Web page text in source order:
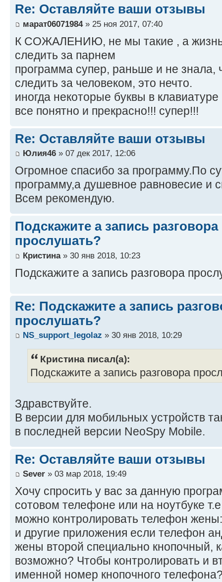
Re: Оставляйте ваши отзывы
марат06071984» 25 ноя 2017, 07:40
К СОЖАЛЕНИЮ, не мы такие , а жизнь
следить за парнем
программа супер, раньше и не знала,
следить за человеком, это нечто.
иногда некоторые буквы в
все понятно и прекрасно!!! супер!!!
Re: Оставляйте ваши отзывы
Юлия46 » 07 дек 2017, 12:06
Огромное спасибо за программу.По
программу,а душевное равновесие и
Всем рекомендую.
Подскажите а запись
прослушать?
Кристина» 30 янв 2018, 10:23
Подскажите а запись разговора
Re: Подскажите а запись
прослушать?
NS_support_legolaz » 30 янв 2018, 10:29
Кристина писал(а):
Подскажите а запись разговора
Здравствуйте.
В версии для мобильных устройств
в последней версии NeoSpy Mobile.
Re: Оставляйте ваши отзывы
Sever » 03 мар 2018, 19:49
Хочу спросить у вас за данную
сотовом телефоне или на ноутбуке
можно контролировать телефон
и другие приложения если телефон
жены второй специально кнопочный,
возможно? Чтобы контролировать и
именной номер кнопочного